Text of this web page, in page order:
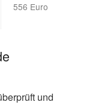
556 Euro
und